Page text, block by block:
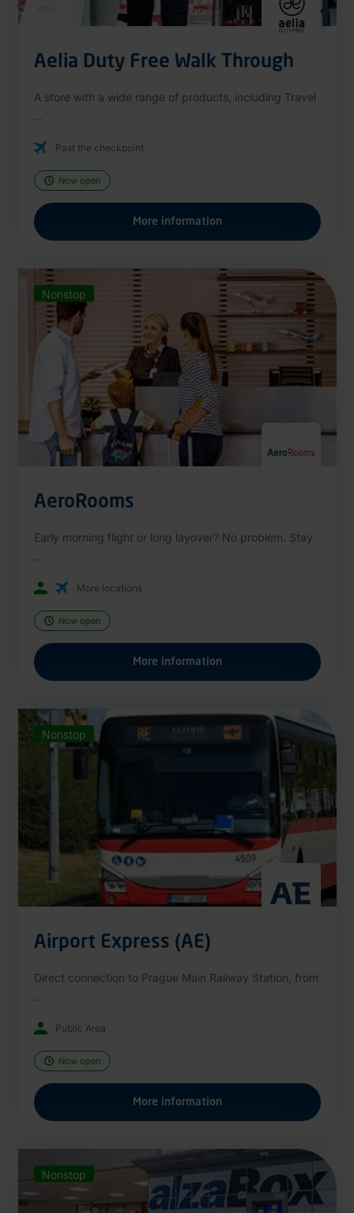
Aelia Duty Free Walk Through
A store with a wide range of products, including Travel
Past the checkpoint
Now open
More information
Nonstop
AeroRooms
Early morning flight or long layover? No problem. Stay
More locations
Now open
More information
Nonstop
Airport Express (AE)
Direct connection to Prague Main Railway Station, from
Public Area
Now open
More information
Nonstop